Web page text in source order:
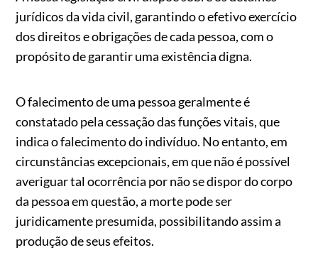
jurídicos da vida civil, garantindo o efetivo exercício
dos direitos e obrigações de cada pessoa, com o
propósito de garantir uma existência digna.
O falecimento de uma pessoa geralmente é
constatado pela cessação das funções vitais, que
indica o falecimento do indivíduo. No entanto, em
circunstâncias excepcionais, em que não é possível
averiguar tal ocorrência por não se dispor do corpo
da pessoa em questão, a morte pode ser
juridicamente presumida, possibilitando assim a
produção de seus efeitos.